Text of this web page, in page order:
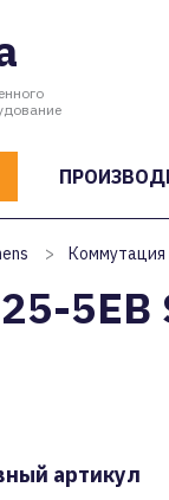
>
5EB
артикул